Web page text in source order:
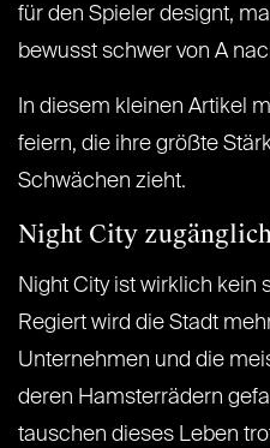
für den Spieler designt,
bewusst schwer von A
In diesem kleinen Artikel
feiern, die ihre größte
Schwächen zieht.
Night City
Night City ist wirklich kein
Regiert wird die Stadt
Unternehmen und die
deren Hamsterrädern
tauschen dieses Leben